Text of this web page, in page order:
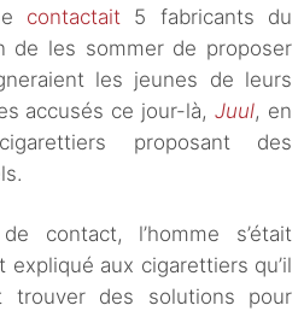
contactait 5 fabricants du
de les sommer de proposer
les jeunes de leurs
accusés ce jour-là,Juul, en
proposant des
contact, l’homme s’était
aux cigarettiers qu’il
trouver des solutions pour